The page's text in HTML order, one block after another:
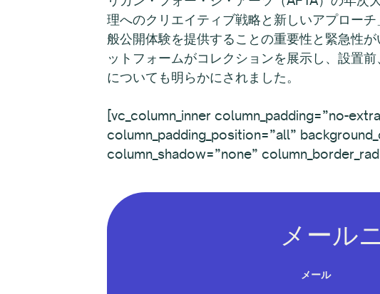
理へのクリエイティブ戦略と新しいアプロー
般公開体験を提供することの重要性と緊急性
ットフォームがコレクションを展示し、設置
についても明らかにされました。
[vc_column_inner column_padding=”no-
column_padding_position=”all”
column_shadow=”none”
メール
メール